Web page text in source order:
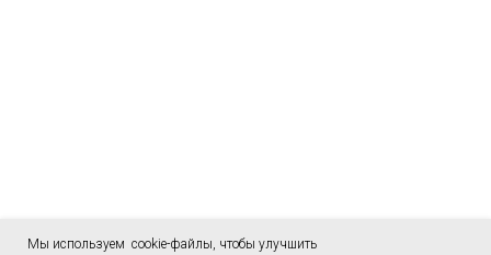
Мы используем cookie-файлы, чтобы улучшить